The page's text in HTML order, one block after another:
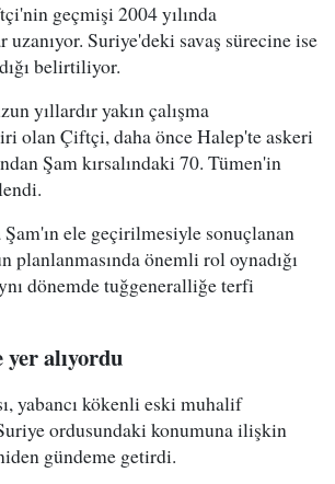
geçmişi 2004 yılında
uzanıyor. Suriye'deki savaş sürecine ise
belirtiliyor.
yıllardır yakın çalışma
olan Çiftçi, daha önce Halep'te askeri
Şam kırsalındaki 70. Tümen'in
Şam'ın ele geçirilmesiyle sonuçlanan
planlanmasında önemli rol oynadığı
dönemde tuğgeneralliğe terfi
yer alıyordu
yabancı kökenli eski muhalif
ordusundaki konumuna ilişkin
gündeme getirdi.